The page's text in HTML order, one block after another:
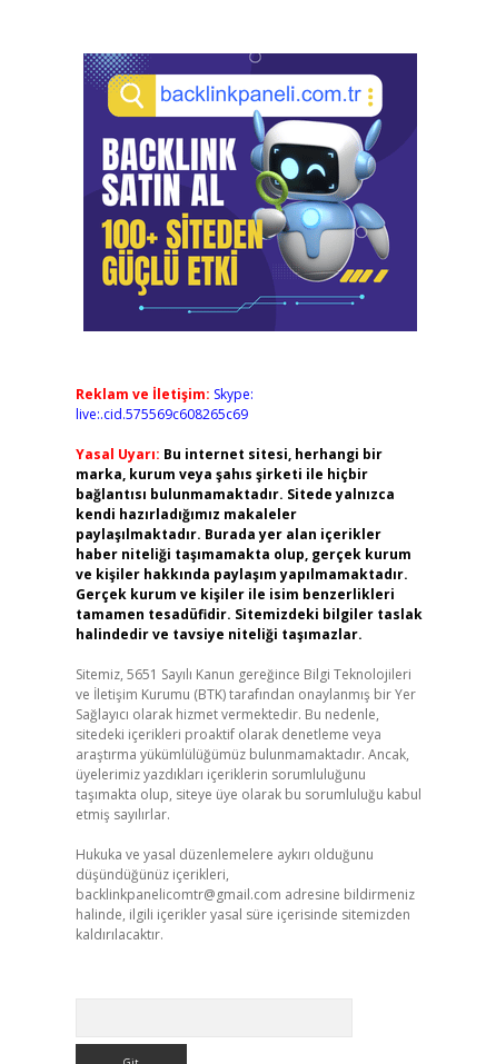
Reklam ve İletişim: Skype:
live:.cid.575569c608265c69
Yasal Uyarı: Bu internet sitesi, herhangi bir
marka, kurum veya şahıs şirketi ile hiçbir
bağlantısı bulunmamaktadır. Sitede yalnızca
kendi hazırladığımız makaleler
paylaşılmaktadır. Burada yer alan içerikler
haber niteliği taşımamakta olup, gerçek kurum
ve kişiler hakkında paylaşım yapılmamaktadır.
Gerçek kurum ve kişiler ile isim benzerlikleri
tamamen tesadüfidir. Sitemizdeki bilgiler taslak
halindedir ve tavsiye niteliği taşımazlar.
Sitemiz, 5651 Sayılı Kanun gereğince Bilgi Teknolojileri
ve İletişim Kurumu (BTK) tarafından onaylanmış bir Yer
Sağlayıcı olarak hizmet vermektedir. Bu nedenle,
sitedeki içerikleri proaktif olarak denetleme veya
araştırma yükümlülüğümüz bulunmamaktadır. Ancak,
üyelerimiz yazdıkları içeriklerin sorumluluğunu
taşımakta olup, siteye üye olarak bu sorumluluğu kabul
etmiş sayılırlar.
Hukuka ve yasal düzenlemelere aykırı olduğunu
düşündüğünüz içerikleri,
backlinkpanelicomtr@gmail.com adresine bildirmeniz
halinde, ilgili içerikler yasal süre içerisinde sitemizden
kaldırılacaktır.